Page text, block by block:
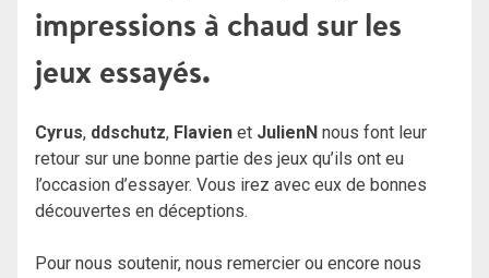
impressions à chaud sur les
jeux essayés.
Cyrus, ddschutz, Flavien et JulienN nous font leur
retour sur une bonne partie des jeux qu’ils ont eu
l’occasion d’essayer. Vous irez avec eux de bonnes
découvertes en déceptions.
Pour nous soutenir, nous remercier ou encore nous